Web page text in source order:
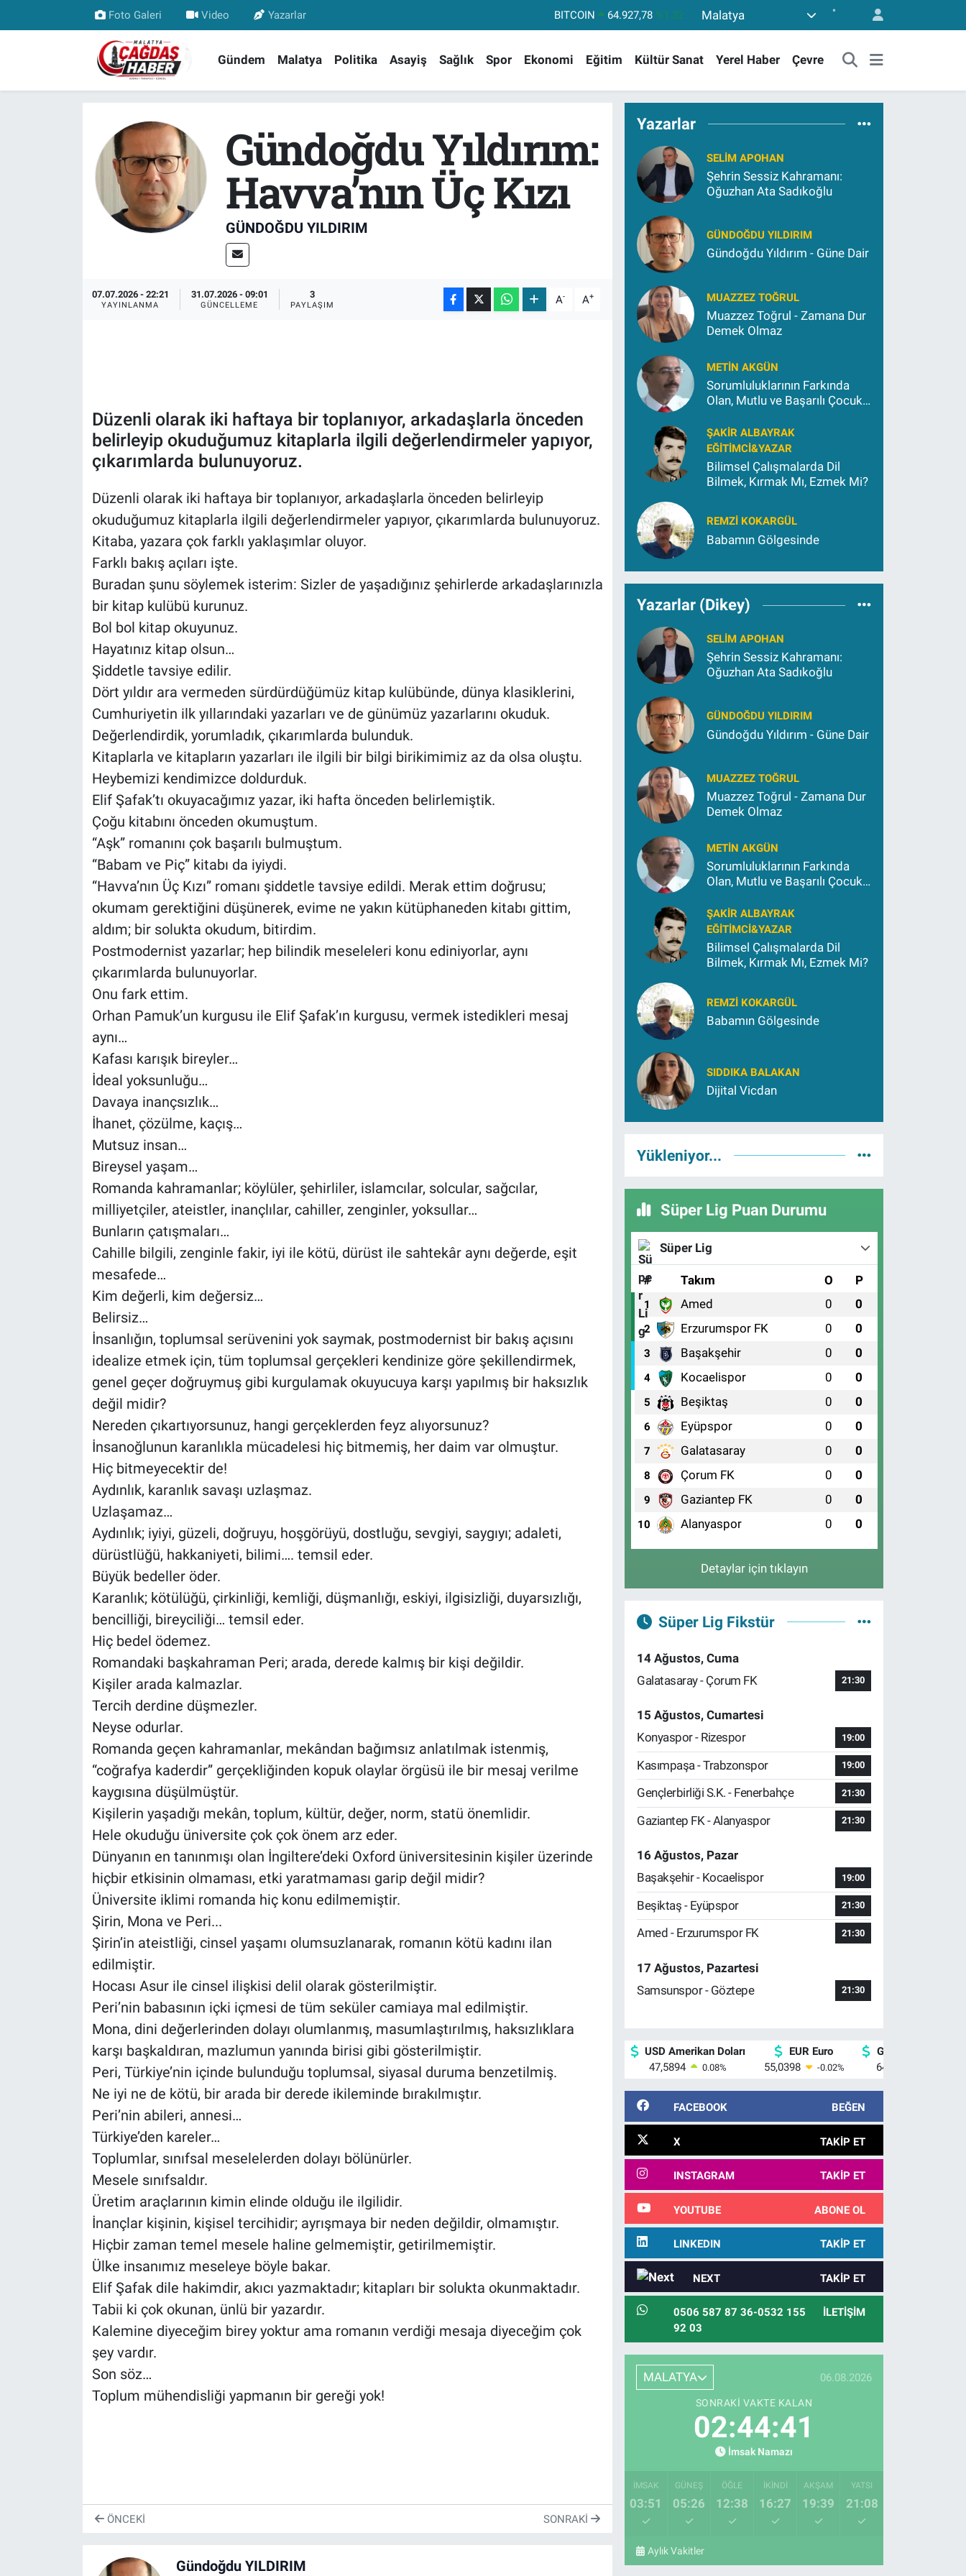
Foto Galeri Video Yazarlar DOLAR 47,5894 %0.08
STERLİN
64,1581 %0.16
GRAM ALTIN
6527.85 %0.54
13.703 %11
BITCOIN
%1.32
Malatya °
Gündem Malatya Politika Asayiş Sağlık Spor Ekonomi Eğitim Kültür Sanat Yerel Haber Çevre
Gündoğdu Yıldırım:
Havva’nın Üç Kızı
GÜNDOĞDU YILDIRIM
07.07.2026 - 22:21
YAYINLANMA
31.07.2026 - 09:01
GÜNCELLEME
3
PAYLAŞIM A- A+
Düzenli olarak iki haftaya bir toplanıyor, arkadaşlarla önceden
belirleyip okuduğumuz kitaplarla ilgili değerlendirmeler yapıyor,
çıkarımlarda bulunuyoruz.
Düzenli olarak iki haftaya bir toplanıyor, arkadaşlarla önceden belirleyip
okuduğumuz kitaplarla ilgili değerlendirmeler yapıyor, çıkarımlarda bulunuyoruz.
Kitaba, yazara çok farklı yaklaşımlar oluyor.
Farklı bakış açıları işte.
Buradan şunu söylemek isterim: Sizler de yaşadığınız şehirlerde arkadaşlarınızla
bir kitap kulübü kurunuz.
Bol bol kitap okuyunuz.
Hayatınız kitap olsun…
Şiddetle tavsiye edilir.
Dört yıldır ara vermeden sürdürdüğümüz kitap kulübünde, dünya klasiklerini,
Cumhuriyetin ilk yıllarındaki yazarları ve de günümüz yazarlarını okuduk.
Değerlendirdik, yorumladık, çıkarımlarda bulunduk.
Kitaplarla ve kitapların yazarları ile ilgili bir bilgi birikimimiz az da olsa oluştu.
Heybemizi kendimizce doldurduk.
Elif Şafak’tı okuyacağımız yazar, iki hafta önceden belirlemiştik.
Çoğu kitabını önceden okumuştum.
“Aşk” romanını çok başarılı bulmuştum.
“Babam ve Piç” kitabı da iyiydi.
“Havva’nın Üç Kızı” romanı şiddetle tavsiye edildi. Merak ettim doğrusu;
okumam gerektiğini düşünerek, evime ne yakın kütüphaneden kitabı gittim,
aldım; bir solukta okudum, bitirdim.
Postmodernist yazarlar; hep bilindik meseleleri konu ediniyorlar, aynı
çıkarımlarda bulunuyorlar.
Onu fark ettim.
Orhan Pamuk’un kurgusu ile Elif Şafak’ın kurgusu, vermek istedikleri mesaj
aynı…
Kafası karışık bireyler…
İdeal yoksunluğu…
Davaya inançsızlık…
İhanet, çözülme, kaçış…
Mutsuz insan…
Bireysel yaşam…
Romanda kahramanlar; köylüler, şehirliler, islamcılar, solcular, sağcılar,
milliyetçiler, ateistler, inançlılar, cahiller, zenginler, yoksullar…
Bunların çatışmaları…
Cahille bilgili, zenginle fakir, iyi ile kötü, dürüst ile sahtekâr aynı değerde, eşit
mesafede…
Kim değerli, kim değersiz…
Belirsiz…
İnsanlığın, toplumsal serüvenini yok saymak, postmodernist bir bakış açısını
idealize etmek için, tüm toplumsal gerçekleri kendinize göre şekillendirmek,
genel geçer doğruymuş gibi kurgulamak okuyucuya karşı yapılmış bir haksızlık
değil midir?
Nereden çıkartıyorsunuz, hangi gerçeklerden feyz alıyorsunuz?
İnsanoğlunun karanlıkla mücadelesi hiç bitmemiş, her daim var olmuştur.
Hiç bitmeyecektir de!
Aydınlık, karanlık savaşı uzlaşmaz.
Uzlaşamaz…
Aydınlık; iyiyi, güzeli, doğruyu, hoşgörüyü, dostluğu, sevgiyi, saygıyı; adaleti,
dürüstlüğü, hakkaniyeti, bilimi…. temsil eder.
Büyük bedeller öder.
Karanlık; kötülüğü, çirkinliği, kemliği, düşmanlığı, eskiyi, ilgisizliği, duyarsızlığı,
bencilliği, bireyciliği… temsil eder.
Hiç bedel ödemez.
Romandaki başkahraman Peri; arada, derede kalmış bir kişi değildir.
Kişiler arada kalmazlar.
Tercih derdine düşmezler.
Neyse odurlar.
Romanda geçen kahramanlar, mekândan bağımsız anlatılmak istenmiş,
“coğrafya kaderdir” gerçekliğinden kopuk olaylar örgüsü ile bir mesaj verilme
kaygısına düşülmüştür.
Kişilerin yaşadığı mekân, toplum, kültür, değer, norm, statü önemlidir.
Hele okuduğu üniversite çok çok önem arz eder.
Dünyanın en tanınmışı olan İngiltere’deki Oxford üniversitesinin kişiler üzerinde
hiçbir etkisinin olmaması, etki yaratmaması garip değil midir?
Üniversite iklimi romanda hiç konu edilmemiştir.
Şirin, Mona ve Peri...
Şirin’in ateistliği, cinsel yaşamı olumsuzlanarak, romanın kötü kadını ilan
edilmiştir.
Hocası Asur ile cinsel ilişkisi delil olarak gösterilmiştir.
Peri’nin babasının içki içmesi de tüm seküler camiaya mal edilmiştir.
Mona, dini değerlerinden dolayı olumlanmış, masumlaştırılmış, haksızlıklara
karşı başkaldıran, mazlumun yanında birisi gibi gösterilmiştir.
Peri, Türkiye’nin içinde bulunduğu toplumsal, siyasal duruma benzetilmiş.
Ne iyi ne de kötü, bir arada bir derede ikileminde bırakılmıştır.
Peri’nin abileri, annesi…
Türkiye’den kareler…
Toplumlar, sınıfsal meselelerden dolayı bölünürler.
Mesele sınıfsaldır.
Üretim araçlarının kimin elinde olduğu ile ilgilidir.
İnançlar kişinin, kişisel tercihidir; ayrışmaya bir neden değildir, olmamıştır.
Hiçbir zaman temel mesele haline gelmemiştir, getirilmemiştir.
Ülke insanımız meseleye böyle bakar.
Elif Şafak dile hakimdir, akıcı yazmaktadır; kitapları bir solukta okunmaktadır.
Tabii ki çok okunan, ünlü bir yazardır.
Kalemine diyeceğim birey yoktur ama romanın verdiği mesaja diyeceğim çok
şey vardır.
Son söz…
Toplum mühendisliği yapmanın bir gereği yok!
ÖNCEKI SONRAKI
Gündoğdu YILDIRIM
Yazarlar
SELIM APOHAN
Şehrin Sessiz Kahramanı:
Oğuzhan Ata Sadıkoğlu
GÜNDOĞDU YILDIRIM
Gündoğdu Yıldırım - Güne Dair
MUAZZEZ TOĞRUL
Muazzez Toğrul - Zamana Dur
Demek Olmaz
METIN AKGÜN
Sorumluluklarının Farkında
Olan, Mutlu ve Başarılı Çocuk
ŞAKIR ALBAYRAK
EĞITIMCI&YAZAR
Bilimsel Çalışmalarda Dil
Bilmek, Kırmak Mı, Ezmek Mi?
REMZI KOKARGÜL
Babamın Gölgesinde
Yazarlar (Dikey)
SELIM APOHAN
Şehrin Sessiz Kahramanı:
Oğuzhan Ata Sadıkoğlu
GÜNDOĞDU YILDIRIM
Gündoğdu Yıldırım - Güne Dair
MUAZZEZ TOĞRUL
Muazzez Toğrul - Zamana Dur
Demek Olmaz
METIN AKGÜN
Sorumluluklarının Farkında
Olan, Mutlu ve Başarılı Çocuk
ŞAKIR ALBAYRAK
EĞITIMCI&YAZAR
Bilimsel Çalışmalarda Dil
Bilmek, Kırmak Mı, Ezmek Mi?
REMZI KOKARGÜL
Babamın Gölgesinde
SIDDIKA BALAKAN
Dijital Vicdan
Yükleniyor...
Süper Lig Puan Durumu
Süper Lig
# Takım O P
1 Amed 0 0
2 Erzurumspor FK 0 0
3 Başakşehir 0 0
4 Kocaelispor 0 0
5 Beşiktaş 0 0
6 Eyüpspor 0 0
7 Galatasaray 0 0
8 Çorum FK 0 0
9 Gaziantep FK 0 0
10 Alanyaspor 0 0
Detaylar için tıklayın
Süper Lig Fikstür
14 Ağustos, Cuma
Galatasaray - Çorum FK
21:30
15 Ağustos, Cumartesi
Konyaspor - Rizespor
19:00
Kasımpaşa - Trabzonspor 19:00
Gençlerbirliği S.K. - Fenerbahçe 21:30
Gaziantep FK - Alanyaspor 21:30
16 Ağustos, Pazar
Başakşehir - Kocaelispor
19:00
Beşiktaş - Eyüpspor 21:30
Amed - Erzurumspor FK 21:30
17 Ağustos, Pazartesi
Samsunspor - Göztepe
21:30
USD Amerikan Doları
47,5894
0.08%
EUR Euro
55,0398
-0.02%
GBP İngiliz
64,1581
FACEBOOK BEĞEN
X TAKIP ET
INSTAGRAM TAKIP ET
YOUTUBE ABONE OL
LINKEDIN TAKIP ET
NEXT TAKIP ET
0506 587 87 36-0532 155
92 03
İLETIŞIM
MALATYA 06.08.2026
SONRAKI VAKTE KALAN
02:44:40
İmsak Namazı
İMSAK
03:51
GÜNEŞ
05:26
ÖĞLE
12:38
İKINDI
16:27
AKŞAM
19:39
YATSI
21:08
Aylık Vakitler
Nöbetçi Eczaneler
Hava Durumu
Malatya Namaz Vakitleri
Trafik Durumu
Süper Lig Puan Durumu ve Fikstür
Haber Arşivi